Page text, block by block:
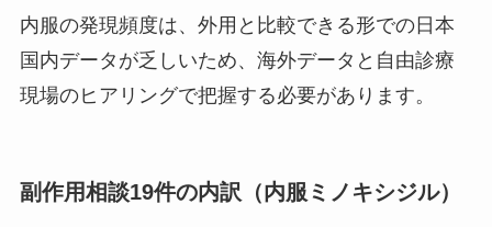
内服の発現頻度は、外用と比較できる形での日本
国内データが乏しいため、海外データと自由診療
現場のヒアリングで把握する必要があります。
副作用相談19件の内訳（内服ミノキシジル）